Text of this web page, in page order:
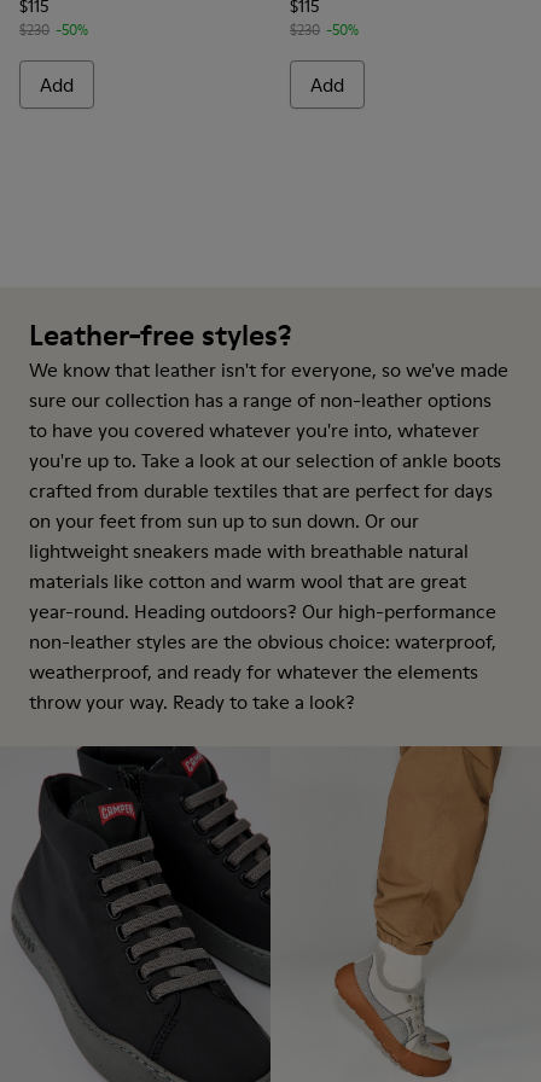
$115
$230 -50%
Add
$115
$230 -50%
Add
Leather-free styles?
We know that leather isn't for everyone, so we've made
sure our collection has a range of non-leather options
to have you covered whatever you're into, whatever
you're up to. Take a look at our selection of ankle boots
crafted from durable textiles that are perfect for days
on your feet from sun up to sun down. Or our
lightweight sneakers made with breathable natural
materials like cotton and warm wool that are great
year-round. Heading outdoors? Our high-performance
non-leather styles are the obvious choice: waterproof,
weatherproof, and ready for whatever the elements
throw your way. Ready to take a look?